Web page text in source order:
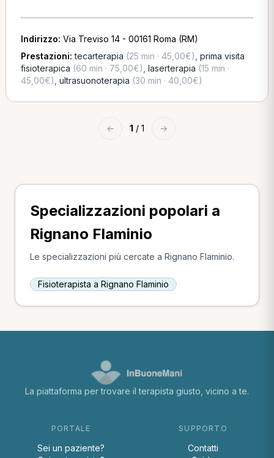
Indirizzo: Via Treviso 14 - 00161 Roma (RM)
Prestazioni:tecarterapia (25 min · 45,00€) prima visita
fisioterapica (60 min · 75,00€) laserterapia (15 min ·
45,00€) ultrasuonoterapia (30 min · 40,00€)
← 1 / 1 →
Specializzazioni popolari a
Rignano Flaminio
Le specializzazioni più cercate a Rignano Flaminio.
Fisioterapista a Rignano Flaminio
La piattaforma per trovare il terapista giusto, vicino a te.
PORTALE
Sei un paziente?
SUPPORTO
Contatti